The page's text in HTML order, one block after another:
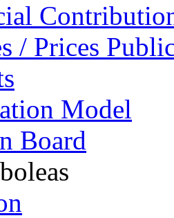
/ Prices
Model
Board